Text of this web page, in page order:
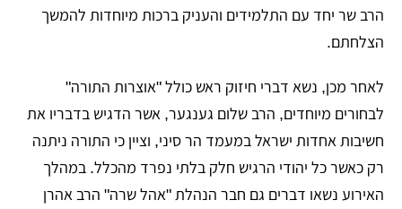
הרב שר יחד עם התלמידים והעניק ברכות מיוחדות להמשך
הצלחתם.
לאחר מכן, נשא דברי חיזוק ראש כולל "אוצרות התורה"
לבחורים מיוחדים, הרב שלום גענגער, אשר הדגיש בדבריו את
חשיבות אחדות ישראל במעמד הר סיני, וציין כי התורה ניתנה
רק כאשר כל יהודי הרגיש חלק בלתי נפרד מהכלל. במהלך
האירוע נשאו דברים גם חבר הנהלת "אהל שרה" הרב אהרן